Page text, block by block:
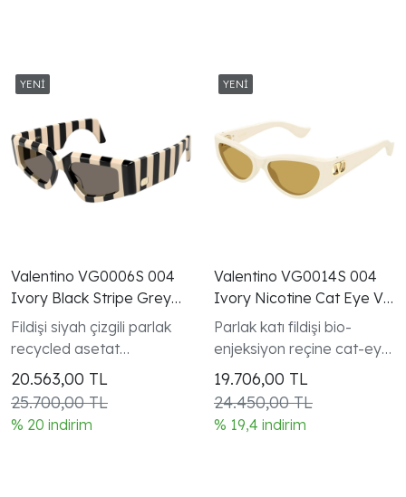
Valentino VG0006S 004
Ivory Black Stripe Grey
Geometric Gunes
Gozlugu
Fildişi siyah çizgili parlak
recycled asetat
geometrik tam kenarlı
çerçeve V Logo
koleksiyonu
20.563,00 TL
25.700,00 TL
% 20 indirim
Valentino VG0014S 004
Ivory Nicotine Cat Eye V
Logo Gunes Gozlugu
Parlak katı fildişi bio-
enjeksiyon reçine cat-eye
tam kenarlı çerçeve V
Logo koleksiyonu kadın
modeli
19.706,00 TL
24.450,00 TL
% 19,4 indirim